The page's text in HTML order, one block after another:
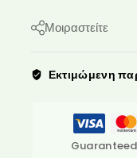
Μοιραστείτε
Εκτιμώμενη